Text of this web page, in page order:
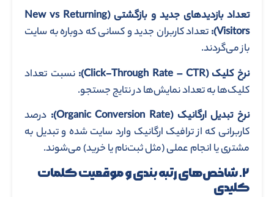
تعداد بازدیدهای جدید و بازگشتی (New vs Returning
Visitors)
:تعداد کاربران جدید و کسانی که دوباره به سایت
باز می‌گردند.
نرخ کلیک(Click-Through Rate – CTR)
: نسبت تعداد
کلیک‌ها به تعداد نمایش‌ها در نتایج جستجو.
نرخ تبدیل ارگانیک (Organic Conversion Rate)
: درصد
کاربرانی که از ترافیک ارگانیک وارد سایت شده و تبدیل به
مشتری یا انجام عملی (مثل ثبت‌نام یا خرید) می‌شوند.
۲.شاخص‌های رتبه ‌بندی و موقعیت کلمات
کلیدی